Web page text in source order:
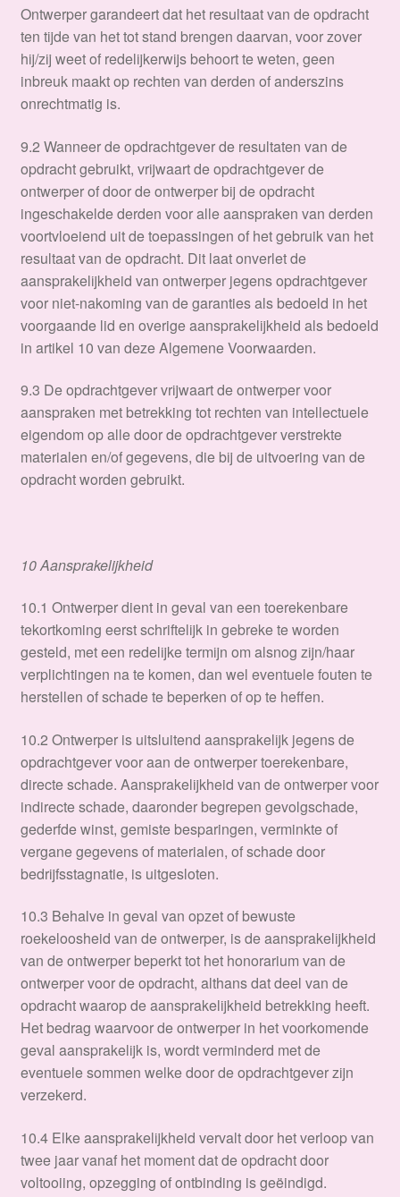
Ontwerper garandeert dat het resultaat van de opdracht
ten tijde van het tot stand brengen daarvan, voor zover
hij/zij weet of redelijkerwijs behoort te weten, geen
inbreuk maakt op rechten van derden of anderszins
onrechtmatig is.
9.2 Wanneer de opdrachtgever de resultaten van de
opdracht gebruikt, vrijwaart de opdrachtgever de
ontwerper of door de ontwerper bij de opdracht
ingeschakelde derden voor alle aanspraken van derden
voortvloeiend uit de toepassingen of het gebruik van het
resultaat van de opdracht. Dit laat onverlet de
aansprakelijkheid van ontwerper jegens opdrachtgever
voor niet-nakoming van de garanties als bedoeld in het
voorgaande lid en overige aansprakelijkheid als bedoeld
in artikel 10 van deze Algemene Voorwaarden.
9.3 De opdrachtgever vrijwaart de ontwerper voor
aanspraken met betrekking tot rechten van intellectuele
eigendom op alle door de opdrachtgever verstrekte
materialen en/of gegevens, die bij de uitvoering van de
opdracht worden gebruikt.
10 Aansprakelijkheid
​10.1 Ontwerper dient in geval van een toerekenbare
tekortkoming eerst schriftelijk in gebreke te worden
gesteld, met een redelijke termijn om alsnog zijn/haar
verplichtingen na te komen, dan wel eventuele fouten te
herstellen of schade te beperken of op te heffen.
10.2 Ontwerper is uitsluitend aansprakelijk jegens de
opdrachtgever voor aan de ontwerper toerekenbare,
directe schade. Aansprakelijkheid van de ontwerper voor
indirecte schade, daaronder begrepen gevolgschade,
gederfde winst, gemiste besparingen, verminkte of
vergane gegevens of materialen, of schade door
bedrijfsstagnatie, is uitgesloten.
10.3 Behalve in geval van opzet of bewuste
roekeloosheid van de ontwerper, is de aansprakelijkheid
van de ontwerper beperkt tot het honorarium van de
ontwerper voor de opdracht, althans dat deel van de
opdracht waarop de aansprakelijkheid betrekking heeft.
Het bedrag waarvoor de ontwerper in het voorkomende
geval aansprakelijk is, wordt verminderd met de
eventuele sommen welke door de opdrachtgever zijn
verzekerd.
10.4 Elke aansprakelijkheid vervalt door het verloop van
twee jaar vanaf het moment dat de opdracht door
voltooiing, opzegging of ontbinding is geëindigd.